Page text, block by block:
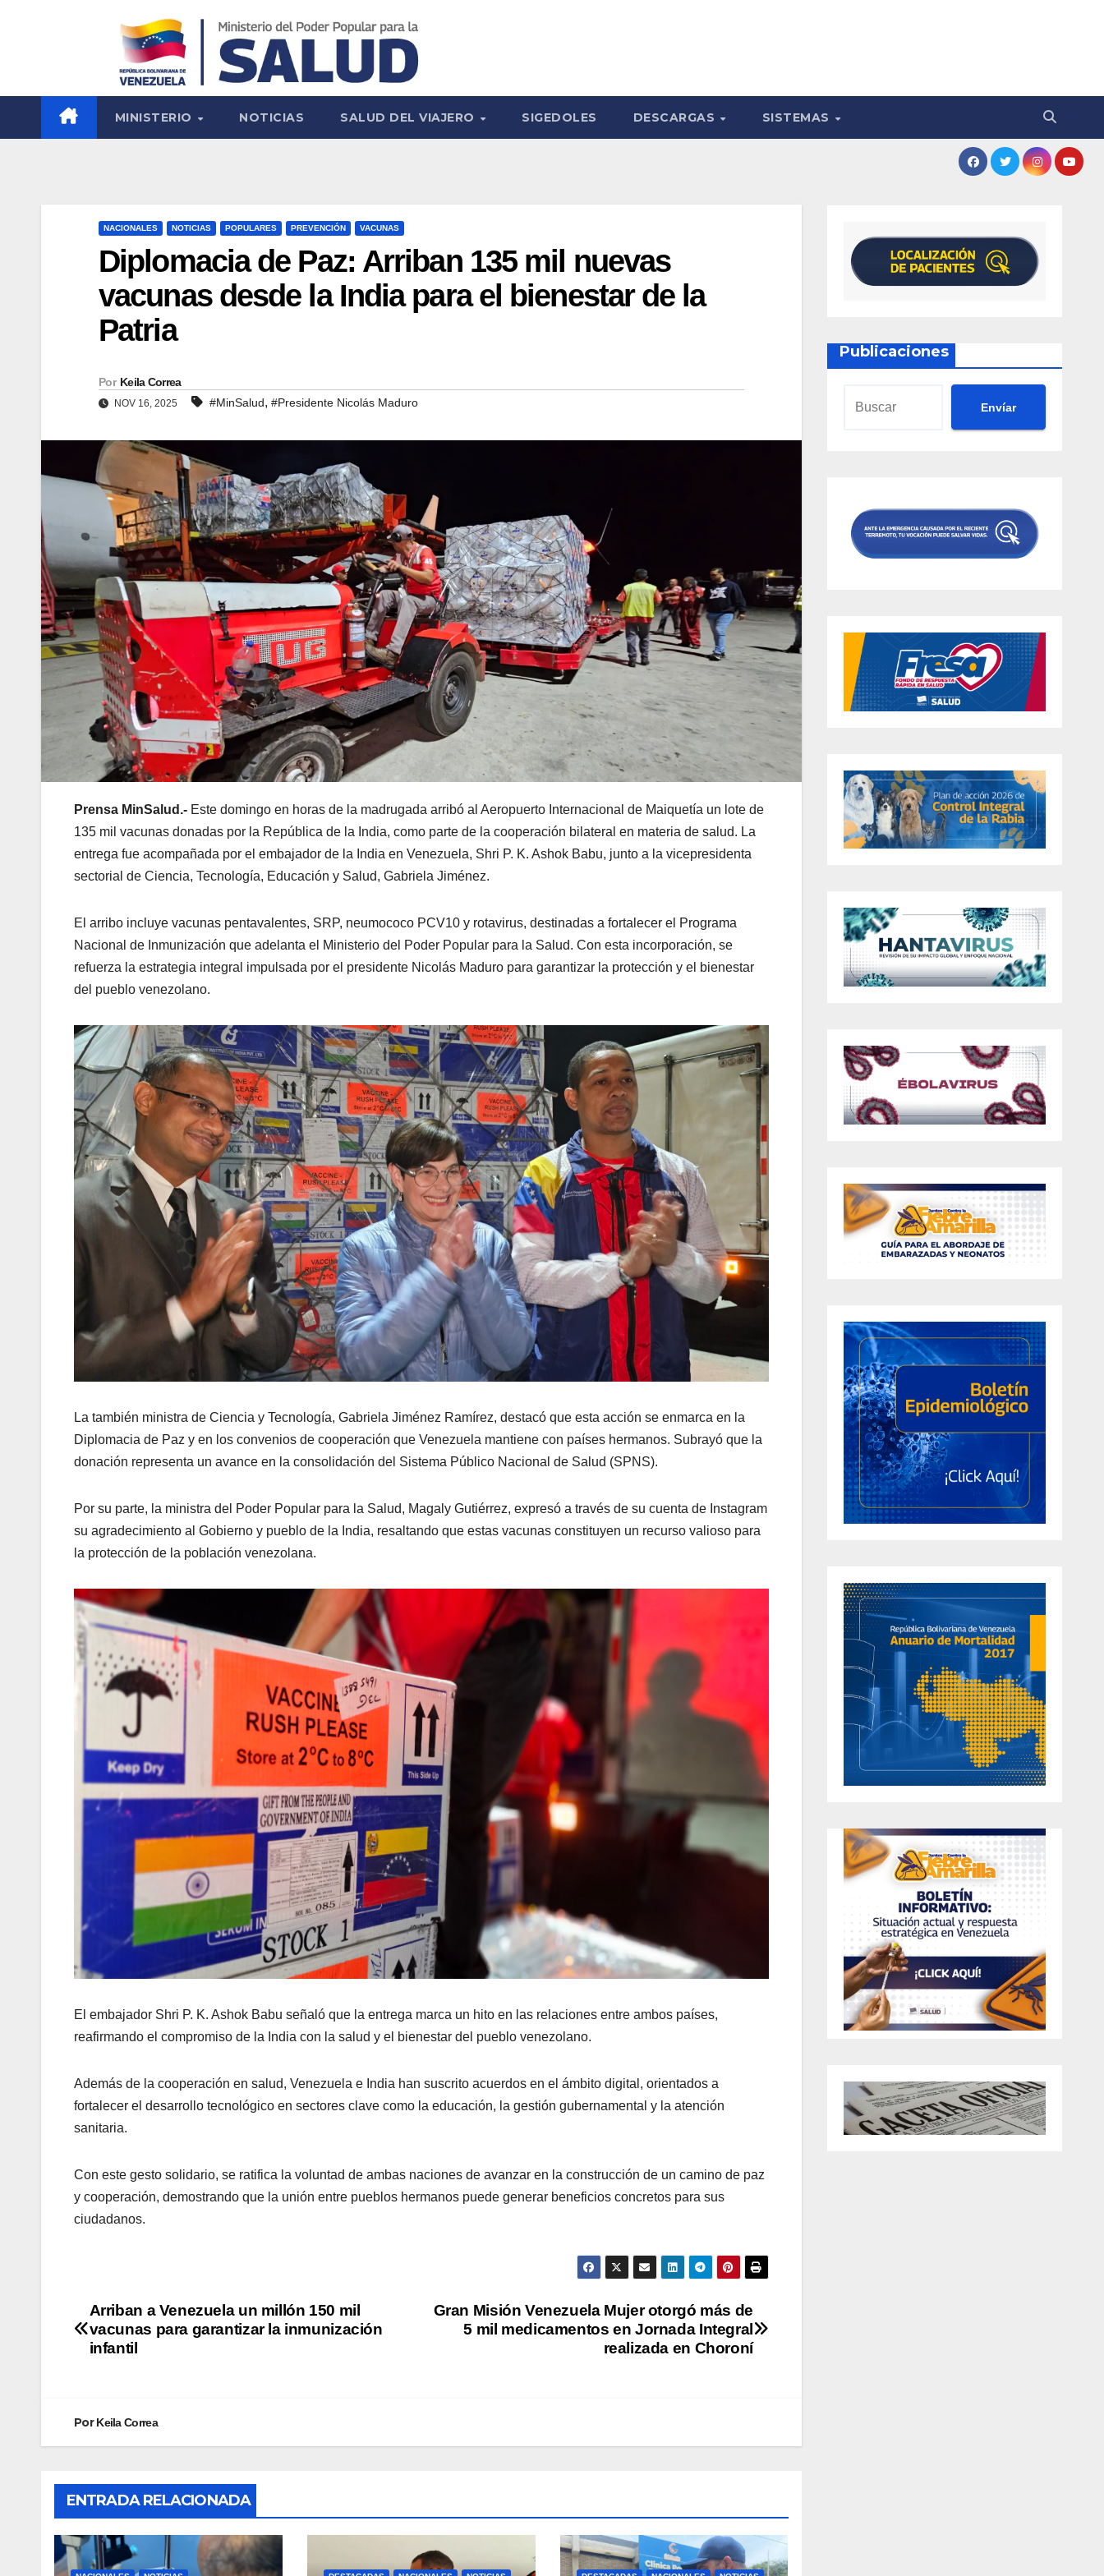
MINISTERIO NOTICIAS SALUD DEL VIAJERO SIGEDOLES DESCARGAS SISTEMAS
NACIONALES NOTICIAS POPULARES PREVENCIÓN VACUNAS
Diplomacia de Paz: Arriban 135 mil nuevas
vacunas desde la India para el bienestar de la
Patria
Por Keila Correa
NOV 16, 2025 #MinSalud, #Presidente Nicolás Maduro
Prensa MinSalud.- Este domingo en horas de la madrugada arribó al Aeropuerto Internacional de Maiquetía un lote de
135 mil vacunas donadas por la República de la India, como parte de la cooperación bilateral en materia de salud. La
entrega fue acompañada por el embajador de la India en Venezuela, Shri P. K. Ashok Babu, junto a la vicepresidenta
sectorial de Ciencia, Tecnología, Educación y Salud, Gabriela Jiménez.
El arribo incluye vacunas pentavalentes, SRP, neumococo PCV10 y rotavirus, destinadas a fortalecer el Programa
Nacional de Inmunización que adelanta el Ministerio del Poder Popular para la Salud. Con esta incorporación, se
refuerza la estrategia integral impulsada por el presidente Nicolás Maduro para garantizar la protección y el bienestar
del pueblo venezolano.
La también ministra de Ciencia y Tecnología, Gabriela Jiménez Ramírez, destacó que esta acción se enmarca en la
Diplomacia de Paz y en los convenios de cooperación que Venezuela mantiene con países hermanos. Subrayó que la
donación representa un avance en la consolidación del Sistema Público Nacional de Salud (SPNS).
Por su parte, la ministra del Poder Popular para la Salud, Magaly Gutiérrez, expresó a través de su cuenta de Instagram
su agradecimiento al Gobierno y pueblo de la India, resaltando que estas vacunas constituyen un recurso valioso para
la protección de la población venezolana.
El embajador Shri P. K. Ashok Babu señaló que la entrega marca un hito en las relaciones entre ambos países,
reafirmando el compromiso de la India con la salud y el bienestar del pueblo venezolano.
Además de la cooperación en salud, Venezuela e India han suscrito acuerdos en el ámbito digital, orientados a
fortalecer el desarrollo tecnológico en sectores clave como la educación, la gestión gubernamental y la atención
sanitaria.
Con este gesto solidario, se ratifica la voluntad de ambas naciones de avanzar en la construcción de un camino de paz
y cooperación, demostrando que la unión entre pueblos hermanos puede generar beneficios concretos para sus
ciudadanos.
Gran Misión Venezuela Mujer otorgó más de
5 mil medicamentos en Jornada Integral
realizada en Choroní
Arriban a Venezuela un millón 150 mil
vacunas para garantizar la inmunización
infantil
PorKeila Correa
ENTRADA RELACIONADA
Publicaciones
Envíar